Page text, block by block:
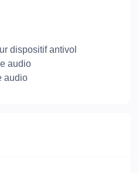
dispositif antivol
audio
audio